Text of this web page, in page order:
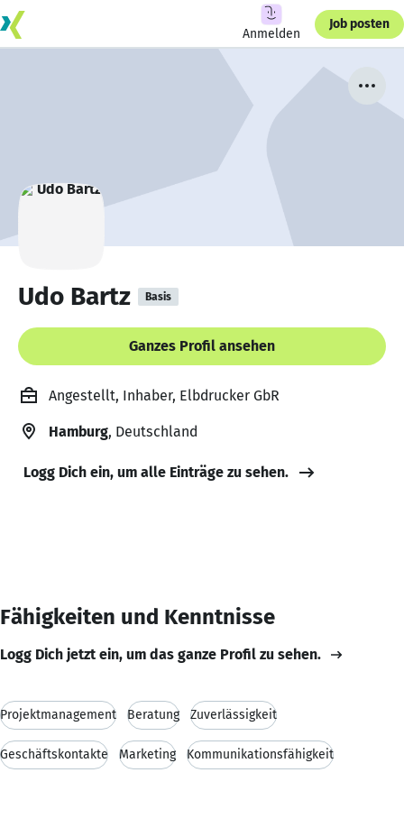
Anmelden
Job posten
Udo Bartz Basis
Ganzes Profil ansehen
Angestellt, Inhaber, Elbdrucker GbR
Hamburg, Deutschland
Logg Dich ein, um alle Einträge zu sehen.
Fähigkeiten und Kenntnisse
Logg Dich jetzt ein, um das ganze Profil zu sehen.
Projektmanagement Beratung Zuverlässigkeit
Geschäftskontakte Marketing Kommunikationsfähigkeit